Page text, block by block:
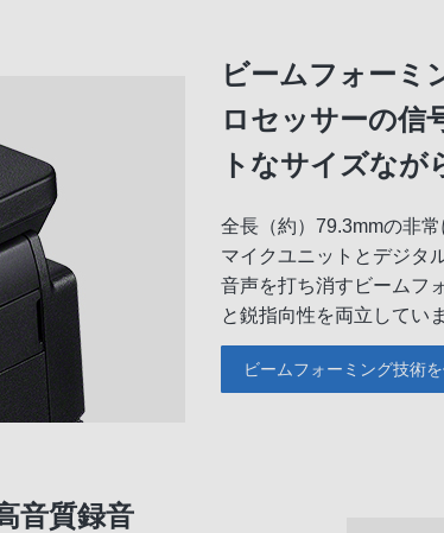
ビームフォーミ
ロセッサーの信
トなサイズなが
全長（約）79.3mmの非
マイクユニットとデジタ
音声を打ち消すビームフ
と鋭指向性を両立してい
ビームフォーミング技術
音質録音